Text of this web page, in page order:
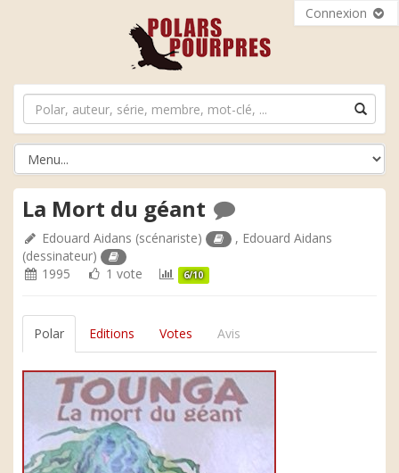
Connexion
La Mort du géant
Edouard Aidans (scénariste) , Edouard Aidans
(dessinateur)
1995
1 vote 6/10
Polar Editions Votes Avis